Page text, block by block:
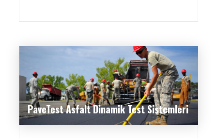
PaveTest Asfalt Dinamik Test Sistemleri